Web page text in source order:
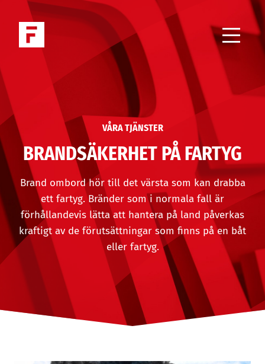
VÅRA TJÄNSTER
UTBILDNINGAR
REFERENSER
OM OSS
JOBBA HOS OSS
NYHETER
KONTAKTA OSS
KONTAKTA OSS
VÅRA TJÄNSTER
BRANDSÄKERHET PÅ FARTYG
Brand ombord hör till det värsta som kan drabba
ett fartyg. Bränder som i normala fall är
förhållandevis lätta att hantera på land påverkas
kraftigt av de förutsättningar som finns på en båt
eller fartyg.